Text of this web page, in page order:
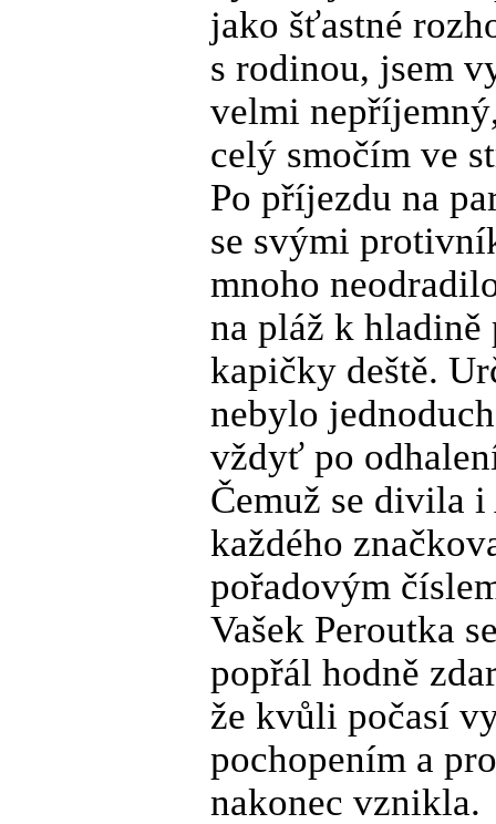
jako šťastné
s rodinou, jsem
velmi
celý smočím ve
Po příjezdu na
se svými
mnoho
na pláž k
kapičky deště.
nebylo
vždyť po
Čemuž se divila
každého
pořadovým
Vašek Peroutka
popřál hodně
že kvůli počasí
pochopením a
nakonec vznikla.